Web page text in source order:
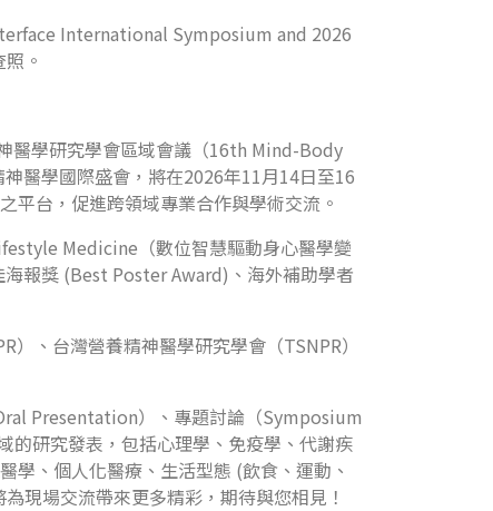
International Symposium and 2026
。
醫學研究學會區域會議（16th Mind-Body
醫學國際盛會，將在2026年11月14日至16
平台，促進跨領域專業合作與學術交流。
Medicine（數位智慧驅動身心醫學變
報獎 (Best Poster Award)、海外補助學者
、台灣營養精神醫學研究學會（TSNPR）
Presentation）、專題討論（Symposium
研究發表，包括心理學、免疫學、代謝疾
學、個人化醫療、生活型態 (飲食、運動、
現場交流帶來更多精彩，期待與您相見！